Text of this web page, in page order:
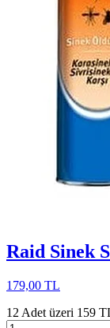
Raid Sinek
179,00 TL
12 Adet üzeri 159